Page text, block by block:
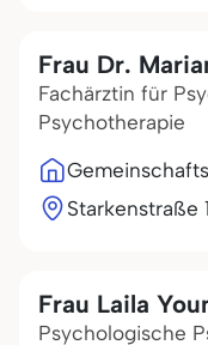
Frau Dr.
Fachärztin für
Psychotherapie
Starkenstraße
Frau Laila
Psychologische